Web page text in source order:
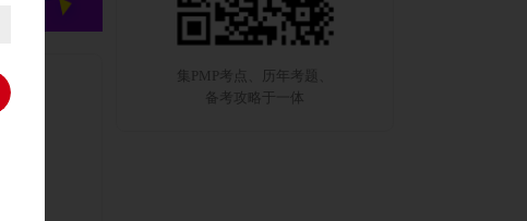
集PMP考点、历年考题、
备考攻略于一体